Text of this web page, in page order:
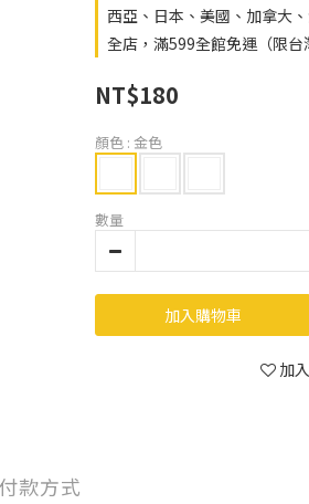
西亞、日本、美國、加拿大、
全店，滿599全館免運（限台
NT$180
顏色 : 金色
數量
加入購物車
加
款方式